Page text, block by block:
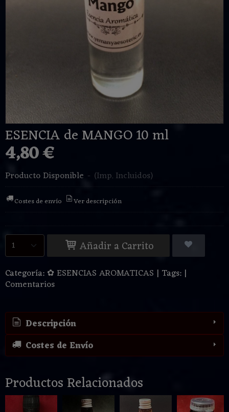
ESENCIA de MANGO 10 ml
4,80 €
Producto Disponible - (Imp. Incluidos)
Costes de envío Ver descripción
Añadir a Carrito
Categoría: ✿ ESENCIAS AROMATICAS | Tags: |
Comentarios
Descripción
Costes de Envío
Productos Relacionados